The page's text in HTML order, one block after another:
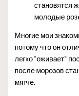
становятся
молодые
Многие мои
потому что он
легко "оживает"
после морозов
мягче.